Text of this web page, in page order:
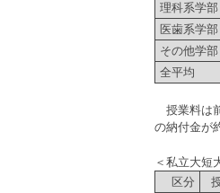
理科系学部
医歯系学部
その他学部
全平均
授業料は
の納付金が
＜私立大短
区分